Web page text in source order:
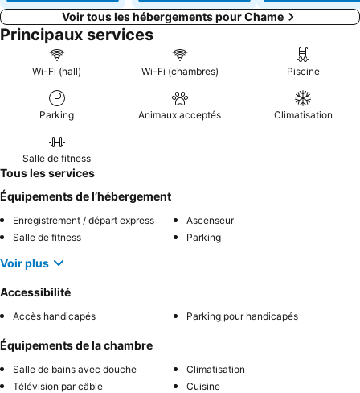
Voir tous les hébergements pour Chame
Principaux services
Wi-Fi (hall) Wi-Fi (chambres) Piscine
Parking Animaux acceptés Climatisation
Salle de fitness
Tous les services
Équipements de l’hébergement
Enregistrement / départ express
Ascenseur
Salle de fitness
Parking
Voir plus
Accessibilité
Accès handicapés Parking pour handicapés
Équipements de la chambre
Salle de bains avec douche
Climatisation
Télévision par câble
Cuisine